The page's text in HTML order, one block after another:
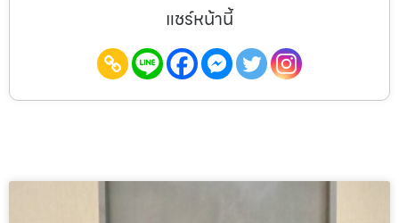
แชร์หน้านี้